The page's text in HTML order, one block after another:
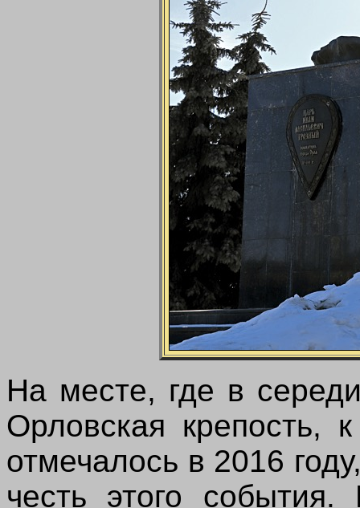
На месте, где в
Орловская крепость,
отмечалось в 2016
честь этого